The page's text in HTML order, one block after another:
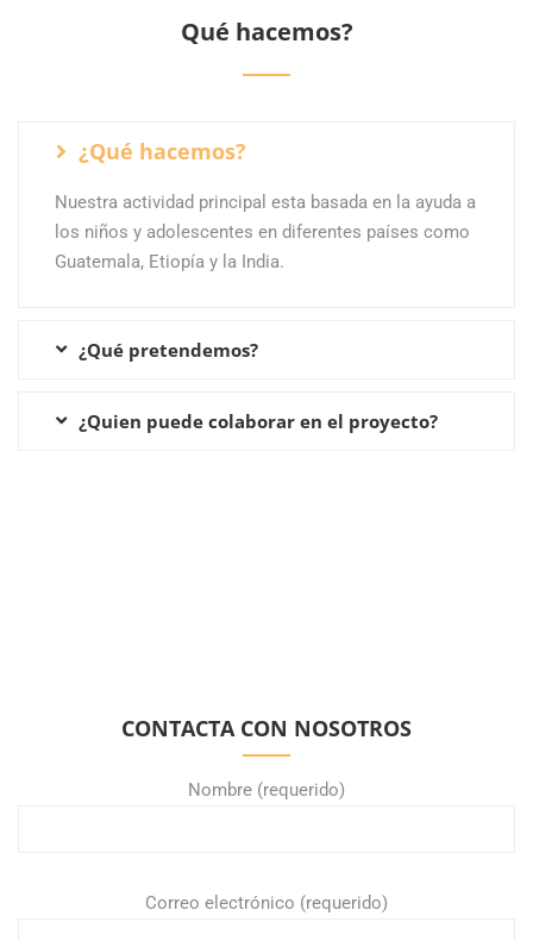
Qué hacemos?
¿Qué hacemos?
Nuestra actividad principal esta basada en la ayuda a
los niños y adolescentes en diferentes países como
Guatemala, Etiopía y la India.
¿Qué pretendemos?
¿Quien puede colaborar en el proyecto?
CONTACTA CON NOSOTROS
Nombre (requerido)
Correo electrónico (requerido)